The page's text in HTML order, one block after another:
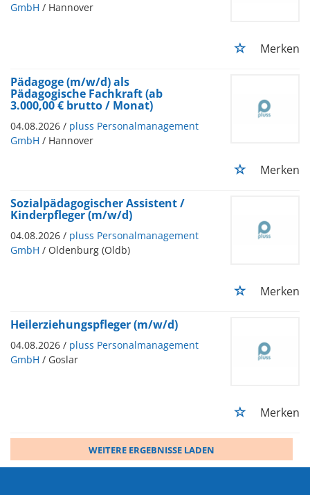
GmbH / Hannover
Merken
Pädagoge (m/w/d) als
Pädagogische Fachkraft (ab
3.000,00 € brutto / Monat)
04.08.2026 / pluss Personalmanagement
GmbH / Hannover
Merken
Sozialpädagogischer Assistent /
Kinderpfleger (m/w/d)
04.08.2026 / pluss Personalmanagement
GmbH / Oldenburg (Oldb)
Merken
Heilerziehungspfleger (m/w/d)
04.08.2026 / pluss Personalmanagement
GmbH / Goslar
Merken
WEITERE ERGEBNISSE LADEN